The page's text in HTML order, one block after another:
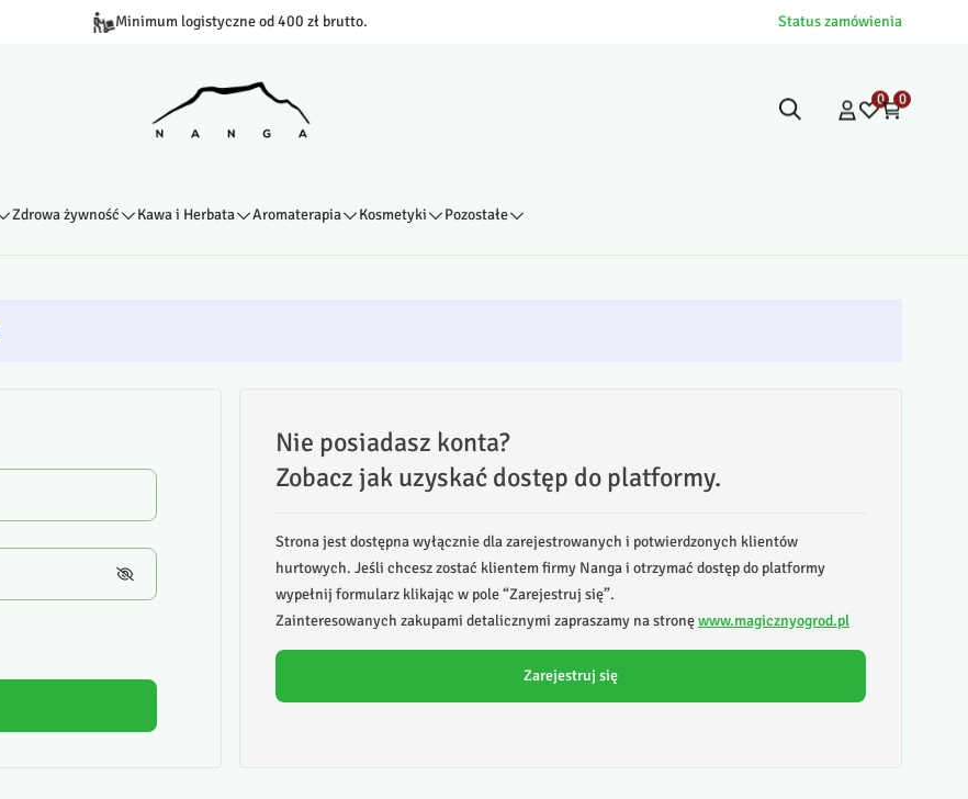
Minimum logistyczne od 400 zł brutto. Status zamówienia
0 0
Zdrowa żywność Kawa i Herbata Aromaterapia Kosmetyki Pozostałe
Nie posiadasz konta?
Zobacz jak uzyskać dostęp do platformy.
Strona jest dostępna wyłącznie dla zarejestrowanych i potwierdzonych klientów
hurtowych. Jeśli chcesz zostać klientem firmy Nanga i otrzymać dostęp do platformy
wypełnij formularz klikając w pole “Zarejestruj się”.
Zainteresowanych zakupami detalicznymi zapraszamy na stronęwww.magicznyogrod.pl
Zarejestruj się